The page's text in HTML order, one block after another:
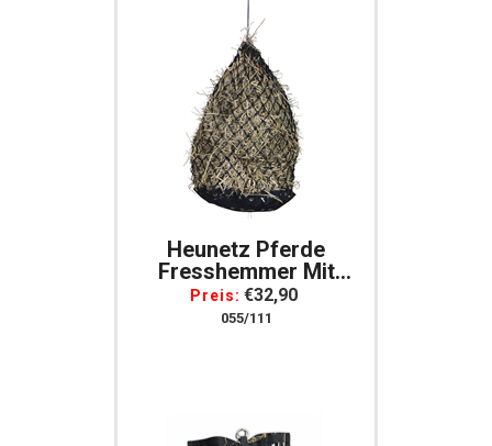
Heunetz Pferde
Fresshemmer Mit
Festem Boden 90 Cm
Lang Schwarz
Preis: €32,90
055/111